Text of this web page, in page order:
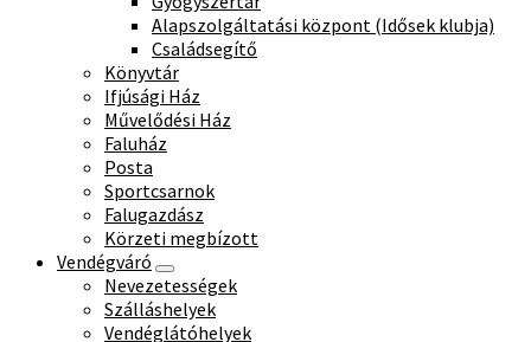
Alapszolgáltatási központ (Idősek klubja)
Családsegítő
Könyvtár
Ifjúsági Ház
Művelődési Ház
Faluház
Posta
Sportcsarnok
Falugazdász
Körzeti megbízott
Vendégváró
Nevezetességek
Szálláshelyek
Vendéglátóhelyek